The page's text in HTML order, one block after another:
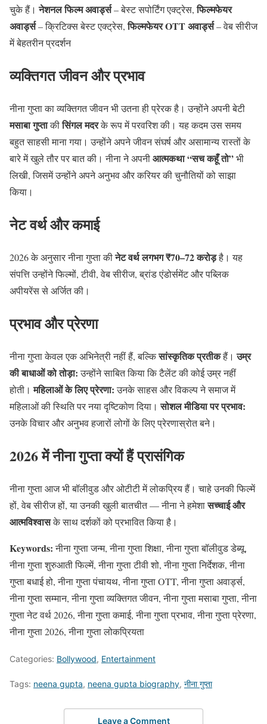
चुके हैं।नेशनल फिल्म अवार्ड्स– बेस्ट सपोर्टिंग एक्ट्रेस,फिल्मफेयर
अवार्ड्स– क्रिटिक्स बेस्ट एक्ट्रेस,फिल्मफेयर OTT अवार्ड्स– वेब सीरीज
में बेहतरीन प्रदर्शन
व्यक्तिगत जीवन और प्रभाव
नीना गुप्ता का व्यक्तिगत जीवन भी उतना ही प्रेरक है। उन्होंने अपनी बेटी
मसाबा गुप्ताकीसिंगल मदरके रूप में परवरिश की। यह कदम उस समय
बहुत साहसी माना गया। उन्होंने अपने जीवन संघर्ष और असामान्य रास्तों के
बारे में खुले तौर पर बात की। नीना ने अपनीआत्मकथा “सच कहूँ तो”भी
लिखी, जिसमें उन्होंने अपने अनुभव और करियर की चुनौतियों को साझा
किया।
नेट वर्थ और कमाई
2026 के अनुसार नीना गुप्ता कीनेट वर्थ लगभग ₹70–72 करोड़है। यह
संपत्ति उन्होंने फिल्मों, टीवी, वेब सीरीज, ब्रांड एंडोर्समेंट और पब्लिक
अपीयरेंस से अर्जित की।
प्रभाव और प्रेरणा
नीना गुप्ता केवल एक अभिनेत्री नहीं हैं, बल्किसांस्कृतिक प्रतीकहैं।उम्र
की बाधाओं को तोड़ा:उन्होंने साबित किया कि टैलेंट की कोई उम्र नहीं
होती।महिलाओं के लिए प्रेरणा:उनके साहस और विकल्प ने समाज में
महिलाओं की स्थिति पर नया दृष्टिकोण दिया।सोशल मीडिया पर प्रभाव:
उनके विचार और अनुभव हजारों लोगों के लिए प्रेरणास्रोत बने।
2026 में नीना गुप्ता क्यों हैं प्रासंगिक
नीना गुप्ता आज भी बॉलीवुड और ओटीटी में लोकप्रिय हैं। चाहे उनकी फिल्में
हों, वेब सीरीज हों, या उनकी खुली बातचीत — नीना ने हमेशासच्चाई और
आत्मविश्वासके साथ दर्शकों को प्रभावित किया है।
Keywords:नीना गुप्ता जन्म, नीना गुप्ता शिक्षा, नीना गुप्ता बॉलीवुड डेब्यू,
नीना गुप्ता शुरुआती फिल्में, नीना गुप्ता टीवी शो, नीना गुप्ता निर्देशक, नीना
गुप्ता बधाई हो, नीना गुप्ता पंचायथ, नीना गुप्ता OTT, नीना गुप्ता अवार्ड्स,
नीना गुप्ता सम्मान, नीना गुप्ता व्यक्तिगत जीवन, नीना गुप्ता मसाबा गुप्ता, नीना
गुप्ता नेट वर्थ 2026, नीना गुप्ता कमाई, नीना गुप्ता प्रभाव, नीना गुप्ता प्रेरणा,
नीना गुप्ता 2026, नीना गुप्ता लोकप्रियता
Categories: Bollywood, Entertainment
Tags: neena gupta, neena gupta biography, नीना गुप्ता
Leave a Comment